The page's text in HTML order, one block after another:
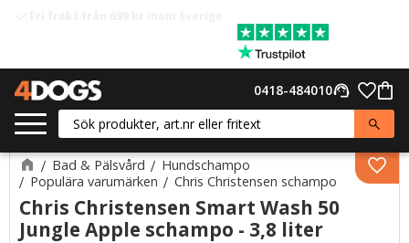
support_agent
0418-484010
Bad & Pälsvård
Hundschampo
Populära varumärken
Chris Christensen schampo
Chris Christensen Smart Wash 50
Jungle Apple schampo - 3,8 liter